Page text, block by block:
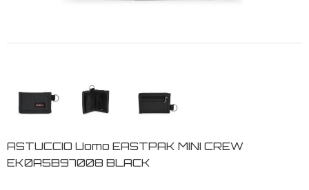
ASTUCCIO Uomo EASTPAK MINI CREW
EK0A5B97008 BLACK